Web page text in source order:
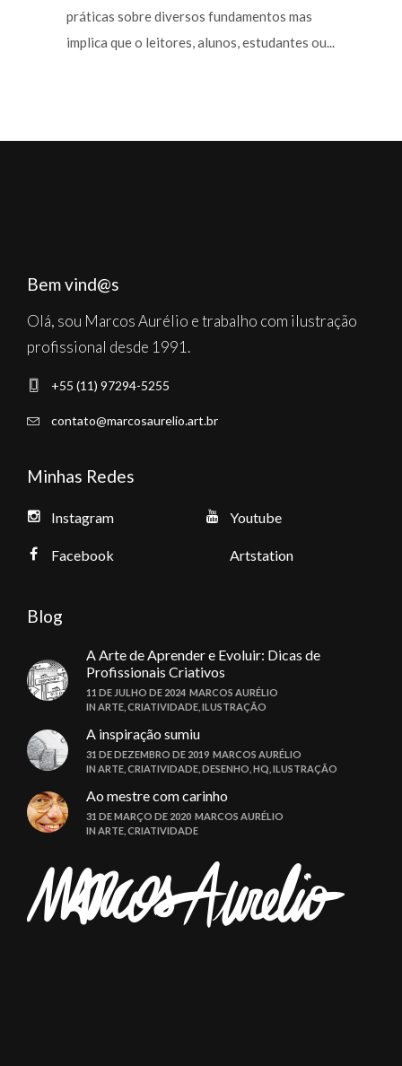
práticas sobre diversos fundamentos mas
implica que o leitores, alunos, estudantes ou...
Bem vind@s
Olá, sou Marcos Aurélio e trabalho com ilustração
profissional desde 1991.
+55 (11) 97294-5255
contato@marcosaurelio.art.br
Minhas Redes
Instagram
Facebook
Youtube
Artstation
Blog
A Arte de Aprender e Evoluir: Dicas de
Profissionais Criativos
11 DE JULHO DE 2024 MARCOS AURÉLIO
IN ARTE CRIATIVIDADE ILUSTRAÇÃO
A inspiração sumiu
31 DE DEZEMBRO DE 2019 MARCOS AURÉLIO
IN ARTE CRIATIVIDADE DESENHO HQ ILUSTRAÇÃO
Ao mestre com carinho
31 DE MARÇO DE 2020 MARCOS AURÉLIO
IN ARTE CRIATIVIDADE